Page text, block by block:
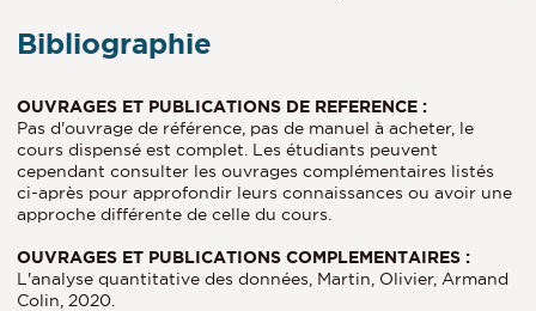
Bibliographie
OUVRAGES ET PUBLICATIONS DE REFERENCE :
Pas d'ouvrage de référence, pas de manuel à acheter, le
cours dispensé est complet. Les étudiants peuvent
cependant consulter les ouvrages complémentaires listés
ci-après pour approfondir leurs connaissances ou avoir une
approche différente de celle du cours.
OUVRAGES ET PUBLICATIONS COMPLEMENTAIRES :
L'analyse quantitative des données, Martin, Olivier, Armand
Colin, 2020.